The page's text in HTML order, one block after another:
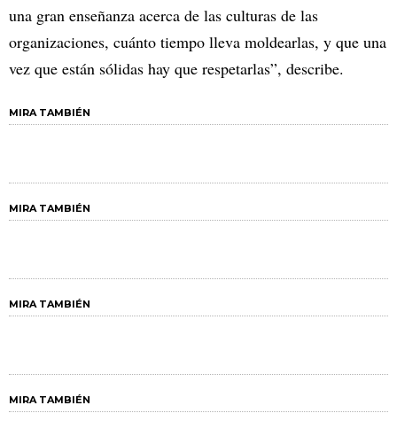
una gran enseñanza acerca de las culturas de las
organizaciones, cuánto tiempo lleva moldearlas, y que una
vez que están sólidas hay que respetarlas”, describe.
MIRA TAMBIÉN
MIRA TAMBIÉN
MIRA TAMBIÉN
MIRA TAMBIÉN